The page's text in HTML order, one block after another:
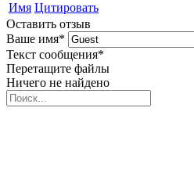
Имя Цитировать
Оставить отзыв
Ваше имя*
Текст сообщения*
Перетащите файлы
Ничего не найдено